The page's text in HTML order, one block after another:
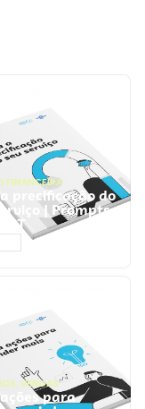
FINANCEIRA
a precificação do
| Prompts
, VENDAS
ações para